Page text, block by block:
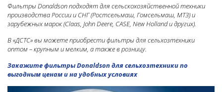
FIAT
JOHN DEERE
LAMBORGHINI
MASSEY FERGUSON
MCCORMICK
MERCEDES-BENZ
Фильтры Donaldson подходят для сельскохозяйственной техники
производства России и СНГ (Ростсельмаш, Гомсельмаш, МТЗ) и
зарубежных марок (Claas, John Deere, СASE, New Holland и других).
В «ДСТС» вы можете приобрести фильтры для сельхозтехники
оптом – крупным и мелким, а также в розницу.
Закажите фильтры Donaldson для сельхозтехники по
выгодным ценам и на удобных условиях